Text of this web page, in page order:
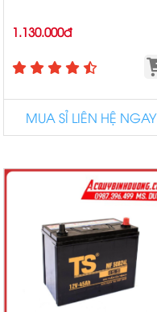
1.130.000đ
MUA SỈ LIÊN HỆ NGAY